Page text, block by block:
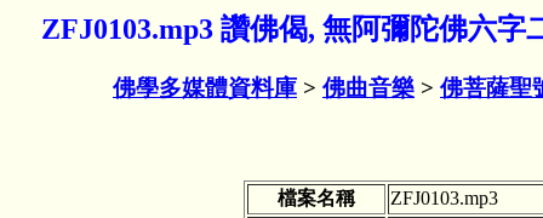
ZFJ0103.mp3 讚佛偈, 無阿彌陀佛六
佛學多媒體資料庫 > 佛曲音樂 > 佛菩薩聖
檔案名稱 ZFJ0103.mp3